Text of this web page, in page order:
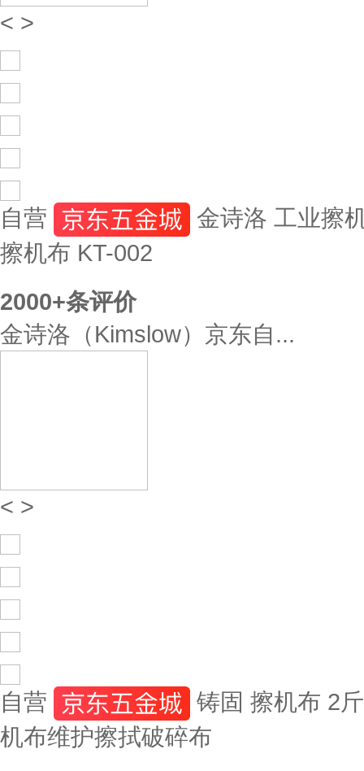
< >
自营
金诗洛 工业擦
擦机布 KT-002
2000+条评价
金诗洛（Kimslow）京东自...
< >
自营
铸固 擦机布 2
机布维护擦拭破碎布